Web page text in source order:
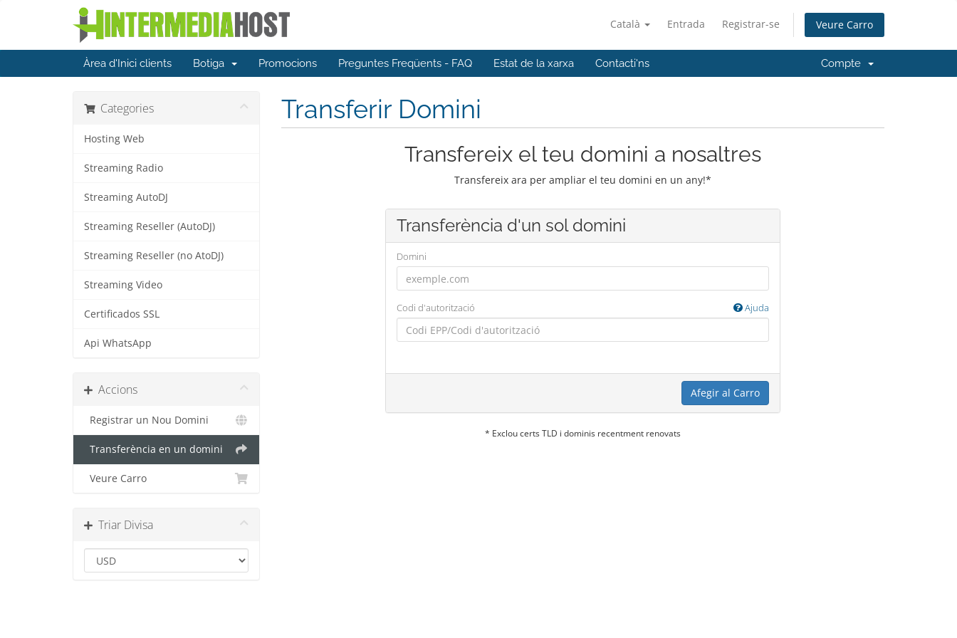
Català Entrada Registrar-se Veure Carro
Àrea d'Inici clients Botiga Promocions Preguntes Freqüents - FAQ Estat de la xarxa Contacti'ns Compte
Categories
Hosting Web
Streaming Radio
Streaming AutoDJ
Streaming Reseller (AutoDJ)
Streaming Reseller (no AtoDJ)
Streaming Video
Certificados SSL
Api WhatsApp
Accions
Registrar un Nou Domini
Transferència en un domini
Veure Carro
Triar Divisa
Transferir Domini
Transfereix el teu domini a nosaltres
Transfereix ara per ampliar el teu domini en un any!*
Transferència d'un sol domini
Domini
Codi d'autorització Ajuda
Afegir al Carro
* Exclou certs TLD i dominis recentment renovats